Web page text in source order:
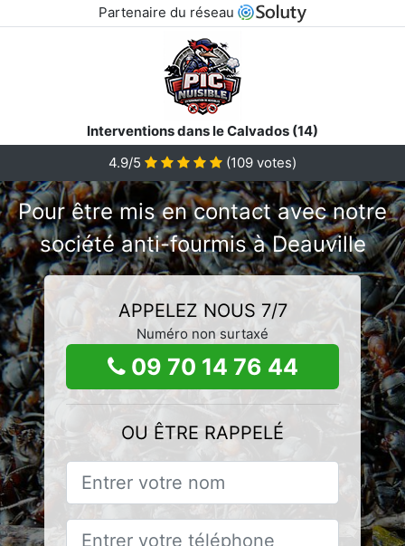
Partenaire du réseau
Interventions dans le Calvados (14)
4.9/5
(109 votes)
Pour être mis en contact avec notre
société anti-fourmis à Deauville
APPELEZ NOUS 7/7
Numéro non surtaxé
09 70 14 76 44
OU ÊTRE RAPPELÉ